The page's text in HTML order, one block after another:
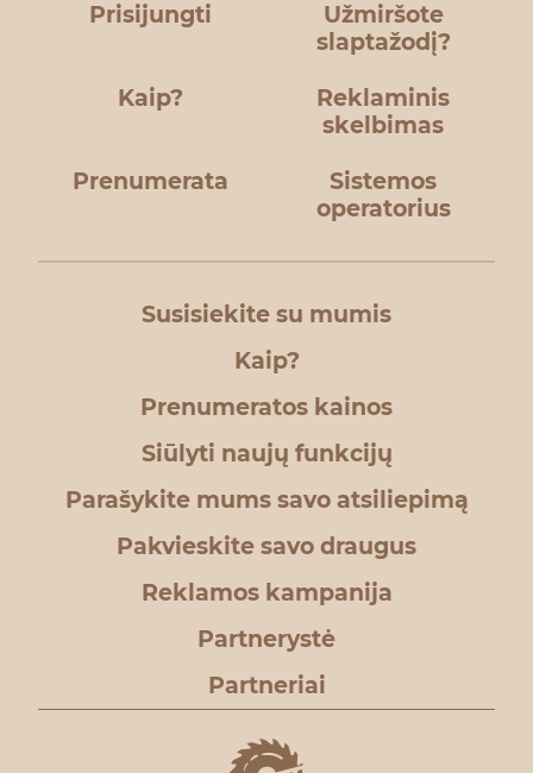
Prisijungti
Užmiršote
slaptažodį?
Kaip?
Reklaminis
skelbimas
Prenumerata
Sistemos
operatorius
Susisiekite su mumis
Kaip?
Prenumeratos kainos
Siūlyti naujų funkcijų
Parašykite mums savo atsiliepimą
Pakvieskite savo draugus
Reklamos kampanija
Partnerystė
Partneriai